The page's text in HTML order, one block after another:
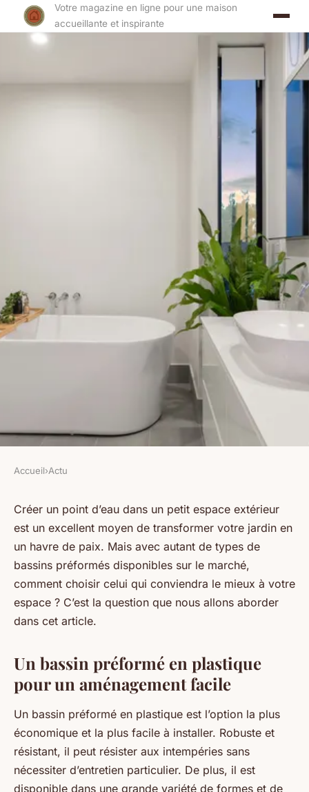
Votre magazine en ligne pour une maison
accueillante et inspirante
Quel type de bassin préformé
convient le mieux pour créer
un point d'eau dans un petit
espace extérieur ?
Accueil›Actu
Créer un point d’eau dans un petit espace extérieur
est un excellent moyen de transformer votre jardin en
un havre de paix. Mais avec autant de types de
bassins préformés disponibles sur le marché,
comment choisir celui qui conviendra le mieux à votre
espace ? C’est la question que nous allons aborder
dans cet article.
Un bassin préformé en plastique
pour un aménagement facile
Un bassin préformé en plastique est l’option la plus
économique et la plus facile à installer. Robuste et
résistant, il peut résister aux intempéries sans
nécessiter d’entretien particulier. De plus, il est
disponible dans une grande variété de formes et de